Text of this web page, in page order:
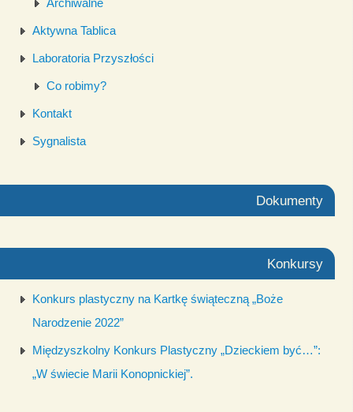
Archiwalne
Aktywna Tablica
Laboratoria Przyszłości
Co robimy?
Kontakt
Sygnalista
Dokumenty
Konkursy
Konkurs plastyczny na Kartkę świąteczną „Boże
Narodzenie 2022”
Międzyszkolny Konkurs Plastyczny „Dzieckiem być…”:
„W świecie Marii Konopnickiej”.